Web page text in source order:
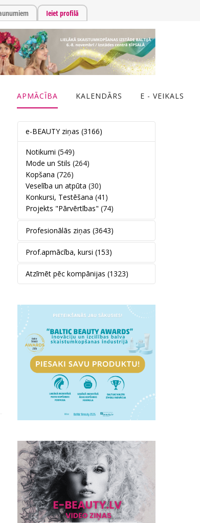
Ieiet profilā
APMĀCĪBA KALENDĀRS E - VEIKALS
e-BEAUTY ziņas (3166)
Notikumi (549)
Mode un Stils (264)
Kopšana (726)
Veselība un atpūta (30)
Konkursi, Testēšana (41)
Projekts "Pārvērtības" (74)
Profesionālās ziņas (3643)
Prof.apmācība, kursi (153)
Atzīmēt pēc kompānijas (1323)